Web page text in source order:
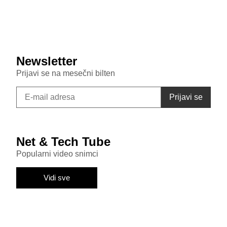
Newsletter
Prijavi se na mesečni bilten
Net & Tech Tube
Popularni video snimci
Vidi sve